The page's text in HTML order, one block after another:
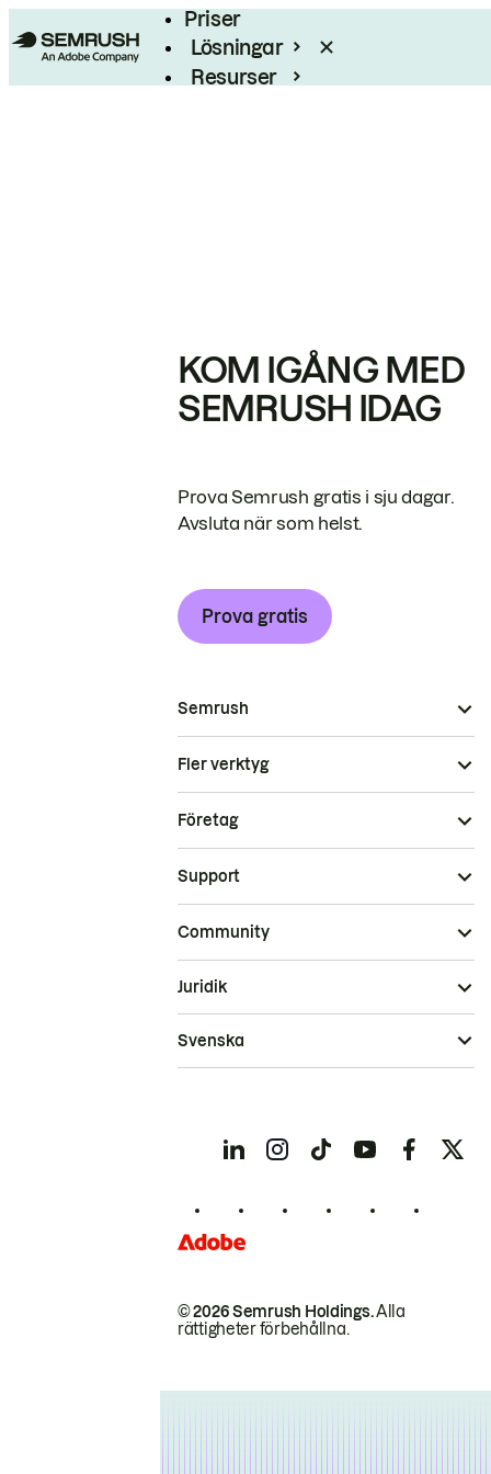
Priser
Lösningar
Resurser
KOM IGÅNG MED
SEMRUSH IDAG
Prova Semrush gratis i sju dagar.
Avsluta när som helst.
Prova gratis
Semrush
Fler verktyg
Företag
Support
Community
© 2026 Semrush Holdings.Alla
rättigheter förbehållna.
Juridik
Svenska